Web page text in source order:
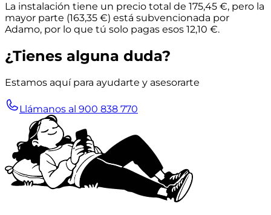
La instalación tiene un precio total de 175,45 €, pero la
mayor parte (163,35 €) está subvencionada por
Adamo, por lo que tú solo pagas esos 12,10 €.
¿Tienes alguna duda?
Estamos aquí para ayudarte y asesorarte
Llámanos al 900 838 770